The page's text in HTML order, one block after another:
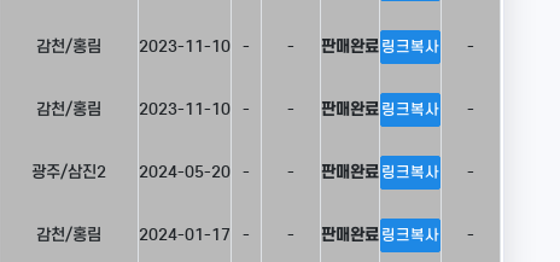
감천/홍림 2023-11-10 - - 판매완료 링크복사 -
감천/홍림 2023-11-10 - - 판매완료 링크복사 -
광주/삼진2 2024-05-20 - - 판매완료 링크복사 -
감천/홍림 2024-01-17 - - 판매완료 링크복사 -